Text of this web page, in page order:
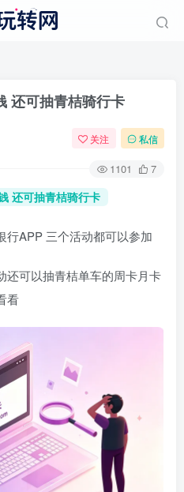
还可抽青桔骑行卡
关注 私信
1101 7
还可抽青桔骑行卡
行APP 三个活动都可以参加
还可以抽青桔单车的周卡月卡
看